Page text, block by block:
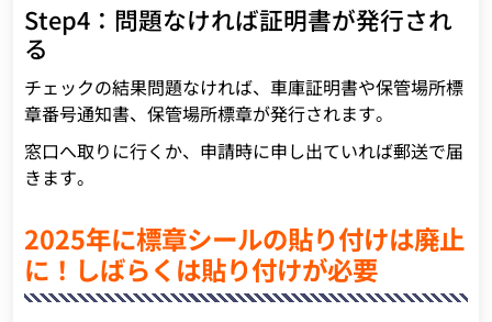
Step4：問題なければ証明書が発行され
る
チェックの結果問題なければ、車庫証明書や保管場所標
章番号通知書、保管場所標章が発行されます。
窓口へ取りに行くか、申請時に申し出ていれば郵送で届
きます。
2025年に標章シールの貼り付けは廃止
に！しばらくは貼り付けが必要